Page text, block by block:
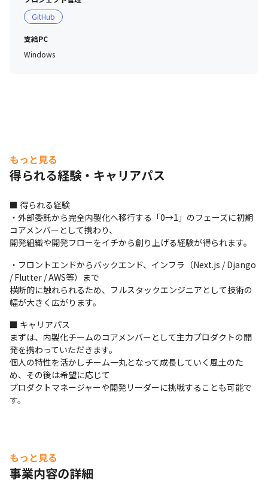
GitHub
支給PC
Windows
もっと見る
得られる経験・キャリアパス
■ 得られる経験
・外部委託から完全内製化へ移行する「0→1」のフェーズに初期
コアメンバーとして携わり、
開発組織や開発フローをイチから創り上げる経験が得られます。
・フロントエンドからバックエンド、インフラ（Next.js / Django
/ Flutter / AWS等）まで
横断的に触れられるため、フルスタックエンジニアとして技術の
幅が大きく広がります。
■ キャリアパス
まずは、内製化チームのコアメンバーとして主力プロダクトの開
発を携わっていただきます。
個人の特性を活かしチーム一丸となって成長していく風土のた
め、その後は希望に応じて
プロダクトマネージャーや開発リーダーに挑戦することも可能で
す。
もっと見る
事業内容の詳細